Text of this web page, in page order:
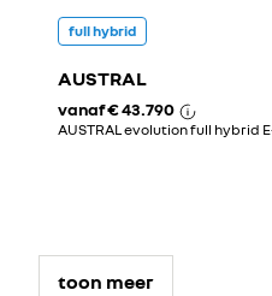
full hybrid
AUSTRAL
vanaf€ 43.790
AUSTRAL evolution full hybrid
toon meer